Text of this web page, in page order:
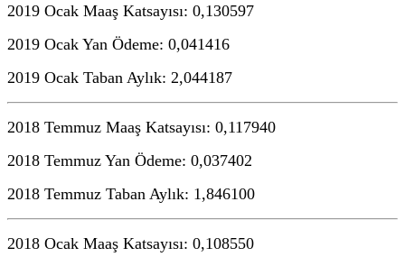
2019 Ocak Maaş Katsayısı: 0,130597
2019 Ocak Yan Ödeme: 0,041416
2019 Ocak Taban Aylık: 2,044187
2018 Temmuz Maaş Katsayısı: 0,117940
2018 Temmuz Yan Ödeme: 0,037402
2018 Temmuz Taban Aylık: 1,846100
2018 Ocak Maaş Katsayısı: 0,108550